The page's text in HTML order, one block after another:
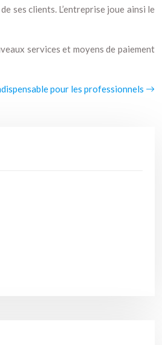
ses clients. L’entreprise joue ainsi le
services et moyens de paiement
pour les professionnels